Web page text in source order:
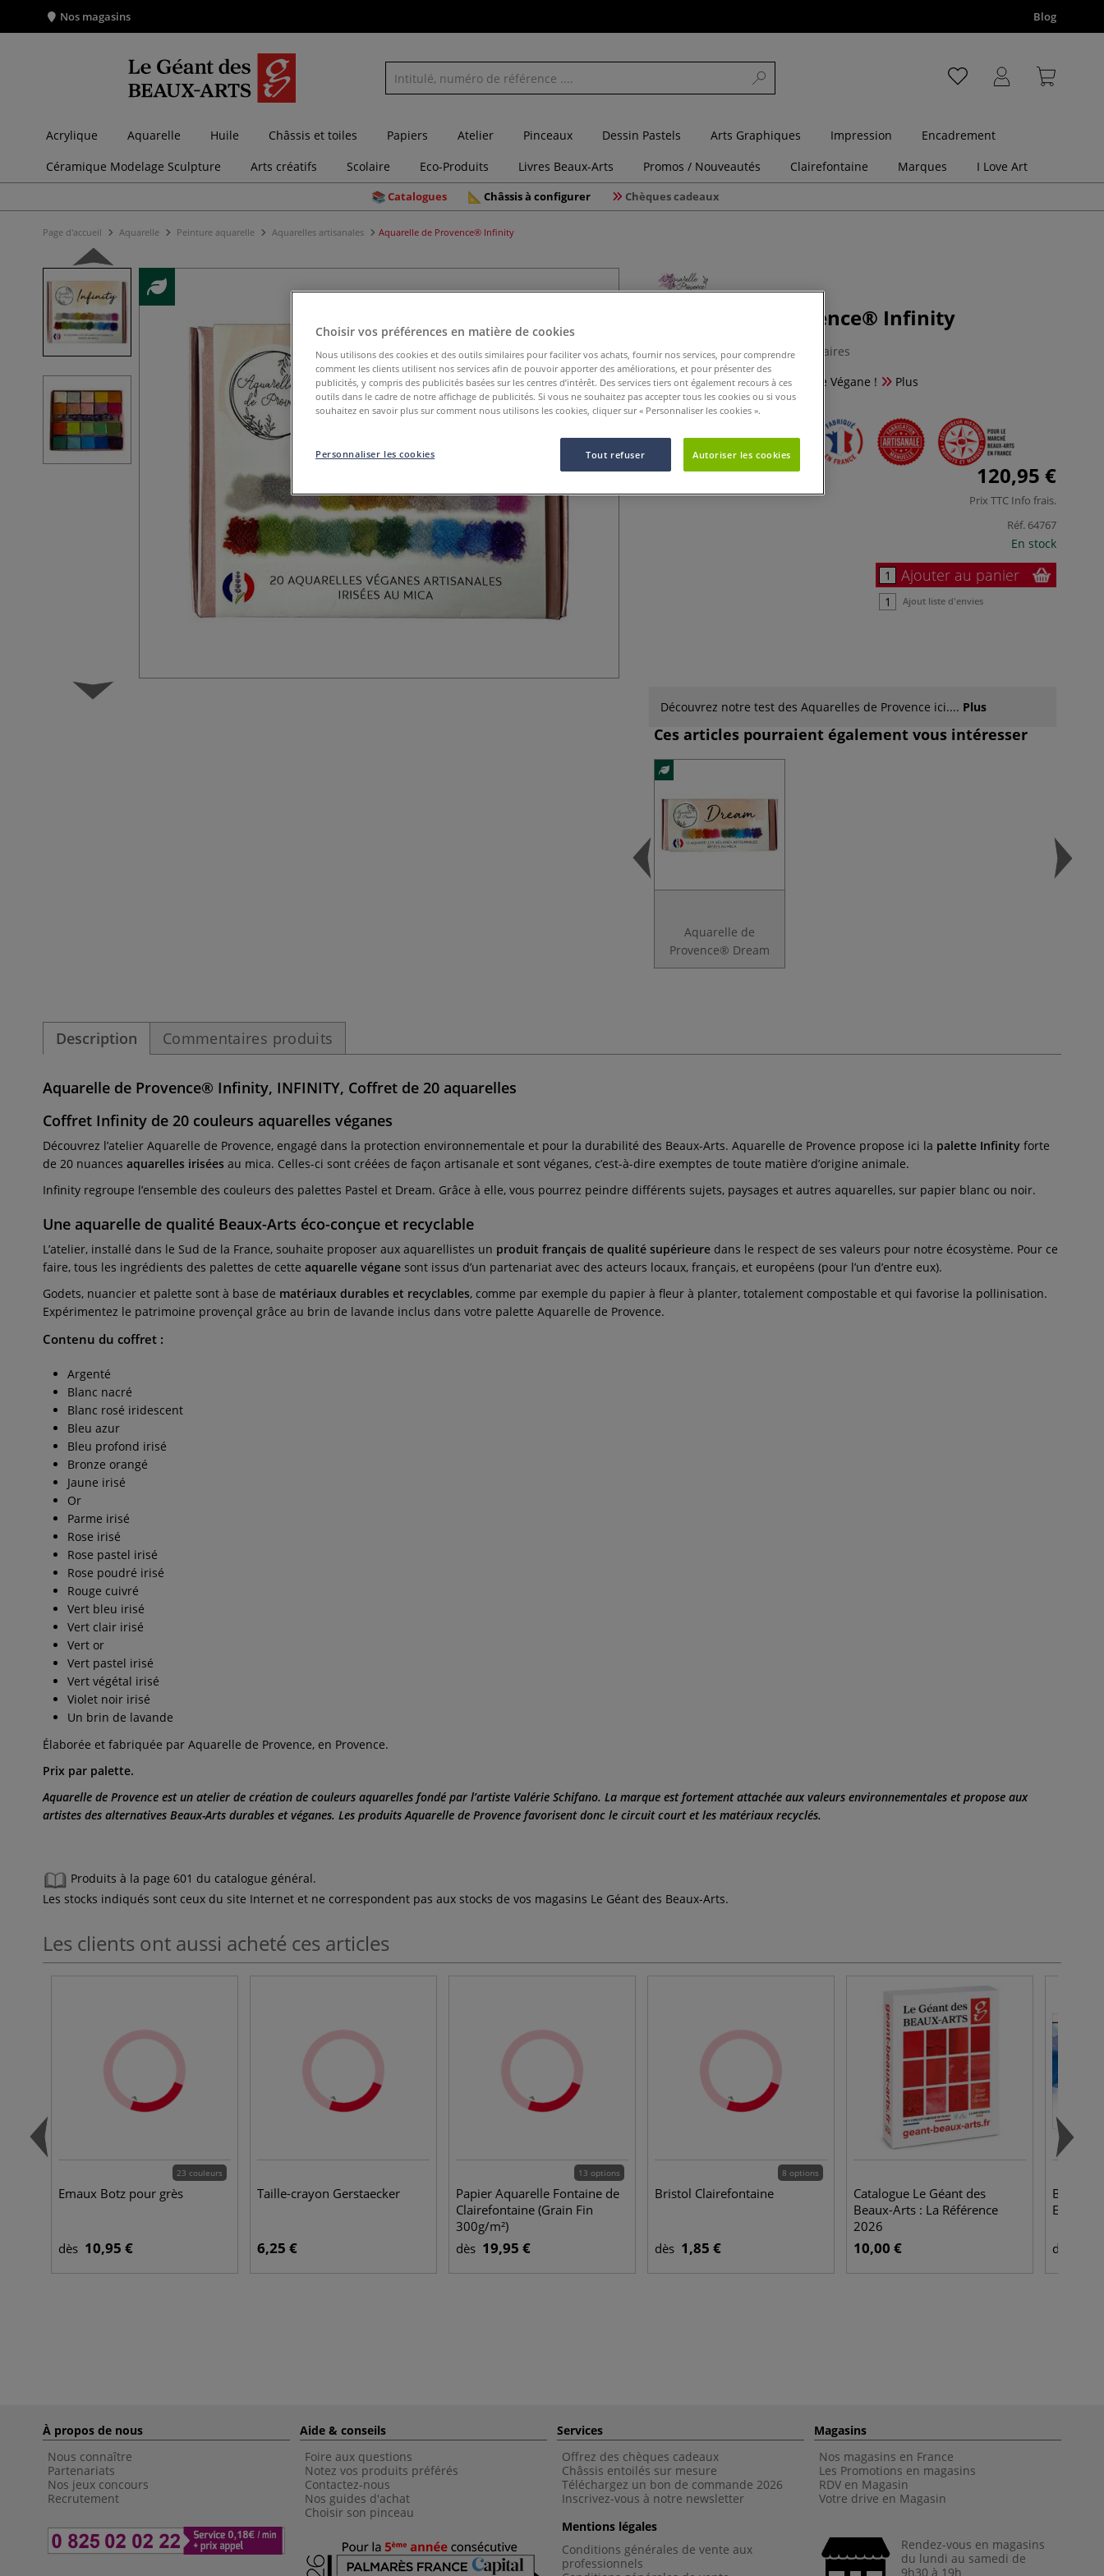
Nos magasins Blog
Acrylique Aquarelle Huile Châssis et toiles Papiers Atelier Pinceaux Dessin Pastels Arts Graphiques Impression
Encadrement
Céramique Modelage Sculpture
Arts créatifs Scolaire Eco-Produits Livres Beaux-Arts Promos / Nouveautés Clairefontaine Marques I Love Art
Catalogues Châssis à configurer Chèques cadeaux
Page d'accueil Aquarelle Peinture aquarelle Aquarelles artisanales Aquarelle de Provence® Infinity
Aquarelle de Provence® Infinity
0 Commentaires
Fabrication Artisanale d’aquarelle Végane !
Plus
120,95 €
Prix TTC Info frais.
Réf. 64767
En stock
Ajouter au panier
Ajout liste d'envies
Découvrez notre test des Aquarelles de Provence ici.... Plus
Ces articles pourraient également vous intéresser
Aquarelle de
Provence® Dream
Description Commentaires produits
Aquarelle de Provence® Infinity, INFINITY, Coffret de 20 aquarelles
Coffret Infinity de 20 couleurs aquarelles véganes
Découvrez l’atelier Aquarelle de Provence, engagé dans la protection environnementale et pour la durabilité des Beaux-Arts. Aquarelle de Provence propose ici la palette Infinity forte
de 20 nuances aquarelles irisées au mica. Celles-ci sont créées de façon artisanale et sont véganes, c’est-à-dire exemptes de toute matière d’origine animale.
Infinity regroupe l’ensemble des couleurs des palettes Pastel et Dream. Grâce à elle, vous pourrez peindre différents sujets, paysages et autres aquarelles, sur papier blanc ou noir.
Une aquarelle de qualité Beaux-Arts éco-conçue et recyclable
L’atelier, installé dans le Sud de la France, souhaite proposer aux aquarellistes un produit français de qualité supérieure dans le respect de ses valeurs pour notre écosystème. Pour ce
faire, tous les ingrédients des palettes de cette aquarelle végane sont issus d’un partenariat avec des acteurs locaux, français, et européens (pour l’un d’entre eux).
Godets, nuancier et palette sont à base de matériaux durables et recyclables, comme par exemple du papier à fleur à planter, totalement compostable et qui favorise la pollinisation.
Expérimentez le patrimoine provençal grâce au brin de lavande inclus dans votre palette Aquarelle de Provence.
Contenu du coffret :
Argenté
Blanc nacré
Blanc rosé iridescent
Bleu azur
Bleu profond irisé
Bronze orangé
Jaune irisé
Or
Parme irisé
Rose irisé
Rose pastel irisé
Rose poudré irisé
Rouge cuivré
Vert bleu irisé
Vert clair irisé
Vert or
Vert pastel irisé
Vert végétal irisé
Violet noir irisé
Un brin de lavande
Élaborée et fabriquée par Aquarelle de Provence, en Provence.
Prix par palette.
Aquarelle de Provence est un atelier de création de couleurs aquarelles fondé par l’artiste Valérie Schifano. La marque est fortement attachée aux valeurs environnementales et propose aux
artistes des alternatives Beaux-Arts durables et véganes. Les produits Aquarelle de Provence favorisent donc le circuit court et les matériaux recyclés.
Produits à la page 601 du catalogue général.
Les stocks indiqués sont ceux du site Internet et ne correspondent pas aux stocks de vos magasins Le Géant des Beaux-Arts.
Les clients ont aussi acheté ces articles
23 couleurs
Emaux Botz pour grès
dès 10,95 €
Taille-crayon Gerstaecker
6,25 €
13 options
Papier Aquarelle Fontaine de
Clairefontaine (Grain Fin
300g/m²)
dès 19,95 €
8 options
Bristol Clairefontaine
dès 1,85 €
Catalogue Le Géant des
Beaux-Arts : La Référence
2026
10,00 €
Bloc
Etival
dès
À propos de nous
Nous connaître
Partenariats
Nos jeux concours
Recrutement
Aide & conseils
Foire aux questions
Notez vos produits préférés
Contactez-nous
Nos guides d'achat
Choisir son pinceau
Services
Offrez des chèques cadeaux
Châssis entoilés sur mesure
Téléchargez un bon de commande 2026
Inscrivez-vous à notre newsletter
Mentions légales
Conditions générales de vente aux
professionnels
Magasins
Nos magasins en France
Les Promotions en magasins
RDV en Magasin
Votre drive en Magasin
Rendez-vous en magasins
du lundi au samedi de
9h30 à 19h
Choisir vos préférences en matière de cookies
Nous utilisons des cookies et des outils similaires pour faciliter vos achats, fournir nos services, pour comprendre
comment les clients utilisent nos services afin de pouvoir apporter des améliorations, et pour présenter des
publicités, y compris des publicités basées sur les centres d’intérêt. Des services tiers ont également recours à ces
outils dans le cadre de notre affichage de publicités. Si vous ne souhaitez pas accepter tous les cookies ou si vous
souhaitez en savoir plus sur comment nous utilisons les cookies, cliquer sur « Personnaliser les cookies ».
Tout refuser Autoriser les cookies
Personnaliser les cookies